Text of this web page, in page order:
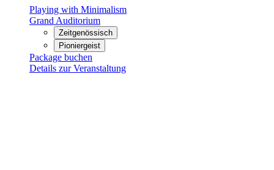
Playing with Minimalism
Grand Auditorium
Zeitgenössisch
Pioniergeist
Package buchen
Details zur Veranstaltung